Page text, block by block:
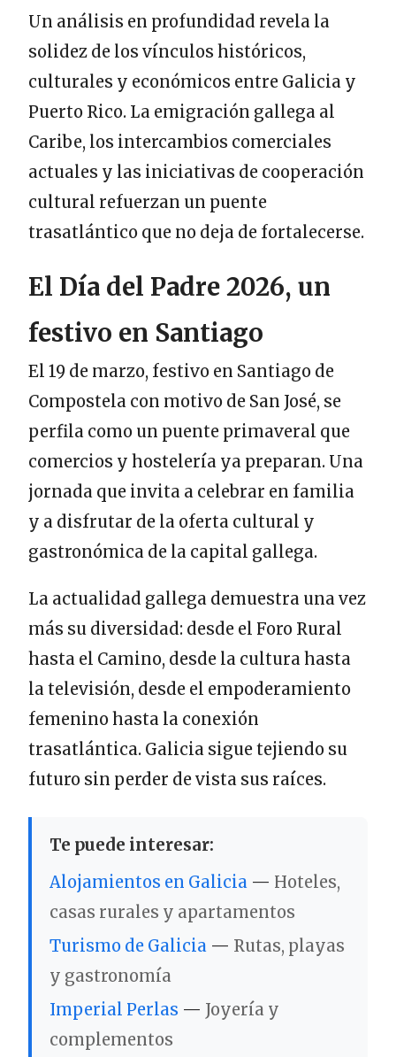
Un análisis en profundidad revela la
solidez de los vínculos históricos,
culturales y económicos entre Galicia y
Puerto Rico. La emigración gallega al
Caribe, los intercambios comerciales
actuales y las iniciativas de cooperación
cultural refuerzan un puente
trasatlántico que no deja de fortalecerse.
El Día del Padre 2026, un
festivo en Santiago
El 19 de marzo, festivo en Santiago de
Compostela con motivo de San José, se
perfila como un puente primaveral que
comercios y hostelería ya preparan. Una
jornada que invita a celebrar en familia
y a disfrutar de la oferta cultural y
gastronómica de la capital gallega.
La actualidad gallega demuestra una vez
más su diversidad: desde el Foro Rural
hasta el Camino, desde la cultura hasta
la televisión, desde el empoderamiento
femenino hasta la conexión
trasatlántica. Galicia sigue tejiendo su
futuro sin perder de vista sus raíces.
Te puede interesar:
Alojamientos en Galicia — Hoteles,
casas rurales y apartamentos
Turismo de Galicia — Rutas, playas
y gastronomía
Imperial Perlas — Joyería y
complementos